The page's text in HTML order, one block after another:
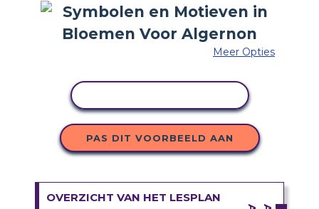
Meer Opties
PAS DIT VOORBEELD AAN
OVERZICHT VAN HET LESPLAN